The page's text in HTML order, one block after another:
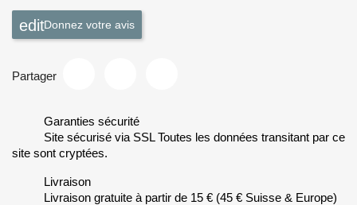
Donnez votre avis
Partager
Garanties sécurité
Site sécurisé via SSL Toutes les données transitant par ce
site sont cryptées.
Livraison
Livraison gratuite à partir de 15 € (45 € Suisse & Europe)